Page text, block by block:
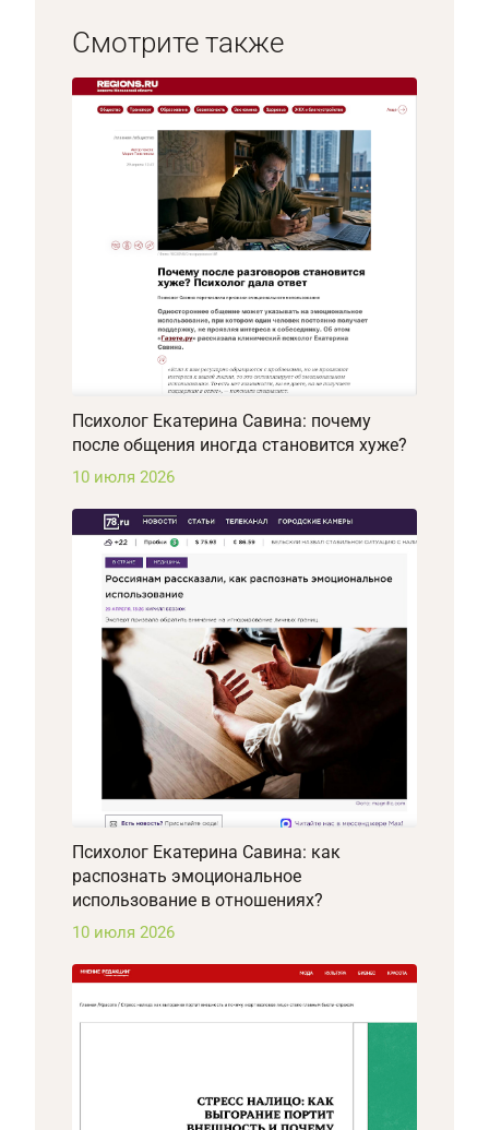
Смотрите также
Психолог Екатерина Савина: почему
после общения иногда становится хуже?
10 июля 2026
Психолог Екатерина Савина: как
распознать эмоциональное
использование в отношениях?
10 июля 2026